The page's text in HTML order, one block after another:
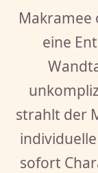
Makramee
eine
strahlt der
sofort